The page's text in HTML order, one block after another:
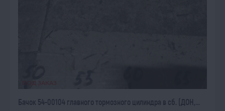
Бачок 54-00104 главного тормозного цилиндра в сб. (ДОН,...